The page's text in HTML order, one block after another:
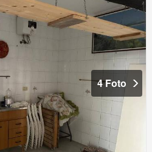
4 Foto